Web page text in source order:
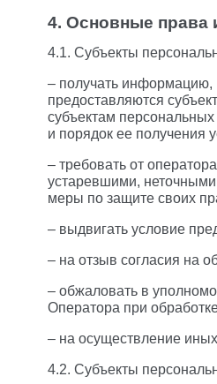
4. Основные права
4.1. Субъекты
– получать информацию,
предоставляются
субъектам
и порядок ее получения
– требовать от
устаревшими,
меры по защите своих
– выдвигать условие
– на отзыв согласия на
– обжаловать в
Оператора при
– на осуществление
4.2. Субъекты